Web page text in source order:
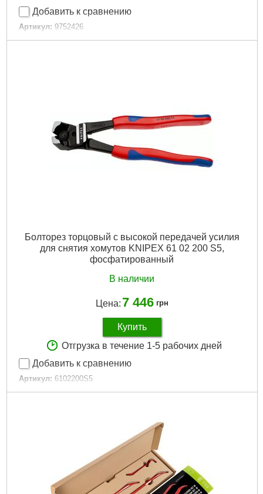
Добавить к сравнению
Артикул: 9752426
Код товара: 31.22.89
Болторез торцовый с высокой передачей усилия
для снятия хомутов KNIPEX 61 02 200 S5,
фосфатированный
В наличии
Цена: 7 446 грн
Купить
Отгрузка в течение 1-5 рабочих дней
Добавить к сравнению
Артикул: 6102200S5
Код товара: 30.92.90
Двухкомпонентная
Количество в упаковке, шт:
Торцевой
Подробнее...